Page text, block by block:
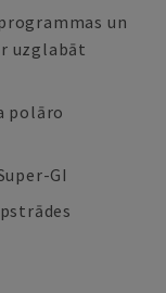
un
uzglabāt
polāro
GI